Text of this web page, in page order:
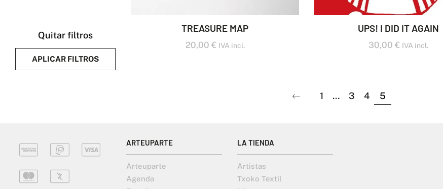
Quitar filtros
APLICAR FILTROS
TREASURE MAP
20,00 € IVA incl.
UPS! I DID IT AGAIN
30,00 € IVA incl.
1 … 3 4 5
ARTEUPARTE
Arteuparte
Agenda
LA TIENDA
Artistas
Txoko Textil